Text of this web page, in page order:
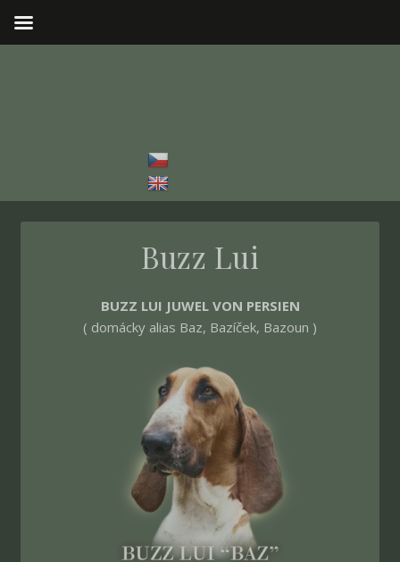
Buzz Lui
BUZZ LUI JUWEL VON PERSIEN
( domácky alias Baz, Bazíček, Bazoun )